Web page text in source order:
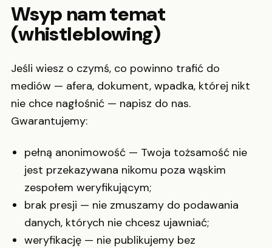
Wsyp nam temat
(whistleblowing)
Jeśli wiesz o czymś, co powinno trafić do
mediów — afera, dokument, wpadka, której nikt
nie chce nagłośnić — napisz do nas.
Gwarantujemy:
pełną anonimowość — Twoja tożsamość nie
jest przekazywana nikomu poza wąskim
zespołem weryfikującym;
brak presji — nie zmuszamy do podawania
danych, których nie chcesz ujawniać;
weryfikację — nie publikujemy bez